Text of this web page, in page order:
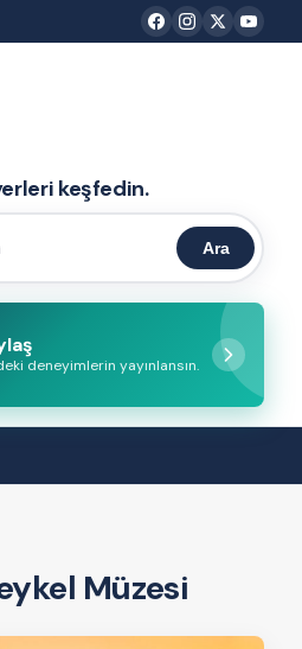
keşfedin.
Ara
deneyimlerin yayınlansın.
Müzesi